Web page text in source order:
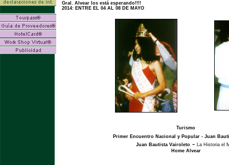
Gral. Alvear los está esperando!!!!
2014: ENTRE EL 04 AL 08 DE MAYO
Turismo
Primer Encuentro Nacional y Popular - Juan
Juan Bautista Vairoleto - La Historia el
Home Alvear